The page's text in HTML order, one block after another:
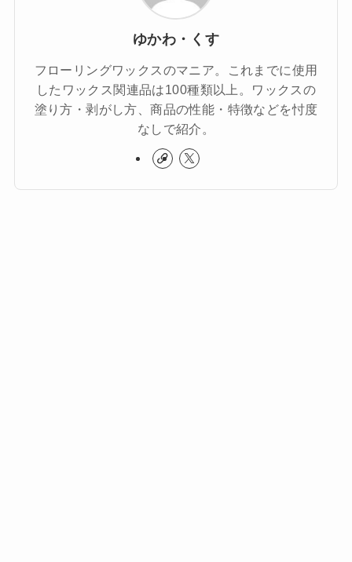
ゆかわ・くす
フローリングワックスのマニア。これまでに使用
したワックス関連品は100種類以上。ワックスの
塗り方・剥がし方、商品の性能・特徴などを忖度
なしで紹介。